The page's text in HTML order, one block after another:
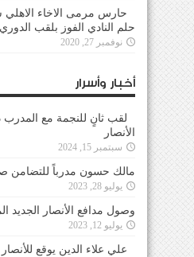
حارس مرمى الاخاء الاهلي
حلم النادي الفوز بلقب الدوري
نوفمبر 27, 2020
أخبار وأسرار
لقب ثانٍ للنجمة مع
الأنصار
سبتمبر 15, 2024
مالك حسون مدرباً للتضامن
يوليو 28, 2023
وصول مدافع الأنصار الجديد
يوليو 12, 2023
علي علاء الدين يوقع للأنصار